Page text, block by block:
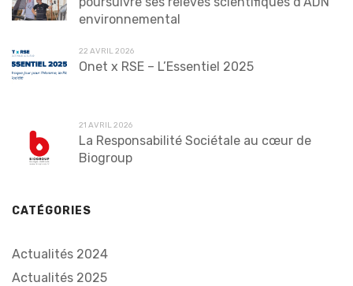
environnemental
22 AVRIL 2026
Onet x RSE – L’Essentiel 2025
21 AVRIL 2026
La Responsabilité Sociétale au cœur de
Biogroup
CATÉGORIES
Actualités 2024
Actualités 2025